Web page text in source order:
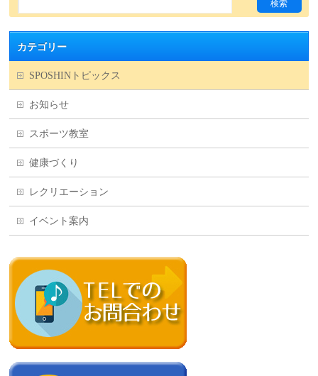
カテゴリー
SPOSHINトピックス
お知らせ
スポーツ教室
健康づくり
レクリエーション
イベント案内